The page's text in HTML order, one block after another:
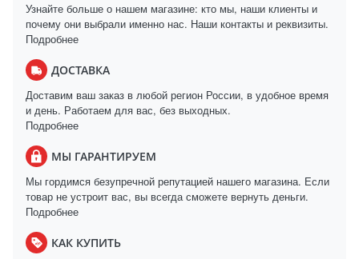
Узнайте больше о нашем магазине: кто мы, наши клиенты и
почему они выбрали именно нас. Наши контакты и реквизиты.
Подробнее
ДОСТАВКА
Доставим ваш заказ в любой регион России, в удобное время
и день. Работаем для вас, без выходных.
Подробнее
МЫ ГАРАНТИРУЕМ
Мы гордимся безупречной репутацией нашего магазина. Если
товар не устроит вас, вы всегда сможете вернуть деньги.
Подробнее
КАК КУПИТЬ